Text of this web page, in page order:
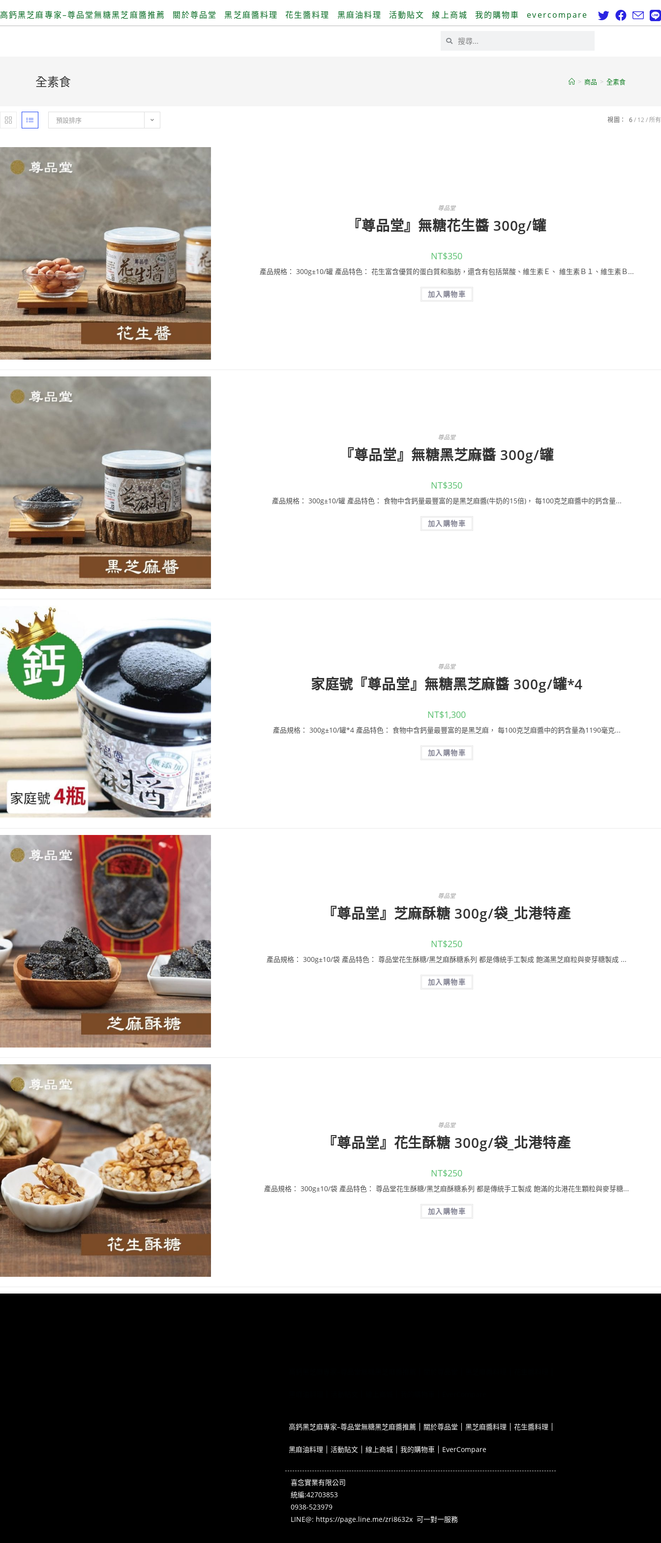
高鈣黑芝麻專家–尊品堂無糖黑芝麻醬推薦 關於尊品堂 黑芝麻醬料理 花生醬料理 黑麻油料理 活動貼文 線上商城 我的購物車 evercompare
全素食 > 商品 > 全素食
預設排序 視圖： 6 12 所有
尊品堂
『尊品堂』無糖花生醬 300g/罐
NT$350
產品規格： 300g±10/罐 產品特色： 花生富含優質的蛋白質和脂肪，還含有包括葉酸、維生素Ｅ、 維生素Ｂ１、維生素Ｂ...
加入購物車
尊品堂
『尊品堂』無糖黑芝麻醬 300g/罐
NT$350
產品規格： 300g±10/罐 產品特色： 食物中含鈣量最豐富的是黑芝麻醬(牛奶的15倍)， 每100克芝麻醬中的鈣含量...
加入購物車
尊品堂
家庭號『尊品堂』無糖黑芝麻醬 300g/罐*4
NT$1,300
產品規格： 300g±10/罐*4 產品特色： 食物中含鈣量最豐富的是黑芝麻， 每100克芝麻醬中的鈣含量為1190毫克...
加入購物車
尊品堂
『尊品堂』芝麻酥糖 300g/袋_北港特產
NT$250
產品規格： 300g±10/袋 產品特色： 尊品堂花生酥糖/黑芝麻酥糖系列 都是傳統手工製成 飽滿黑芝麻粒與麥芽糖製成 ...
加入購物車
尊品堂
『尊品堂』花生酥糖 300g/袋_北港特產
NT$250
產品規格： 300g±10/袋 產品特色： 尊品堂花生酥糖/黑芝麻酥糖系列 都是傳統手工製成 飽滿的北港花生顆粒與麥芽糖...
加入購物車
高鈣黑芝麻專家–尊品堂無糖黑芝麻醬推薦 關於尊品堂 黑芝麻醬料理 花生醬料理
黑麻油料理 活動貼文 線上商城 我的購物車 EverCompare
喜念實業有限公司
統編:42703853
0938-523979
LINE@: https://page.line.me/zri8632x 可一對一服務